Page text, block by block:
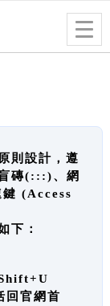
則設計，遵
磚(:::)、網
(Access
下：
官網首